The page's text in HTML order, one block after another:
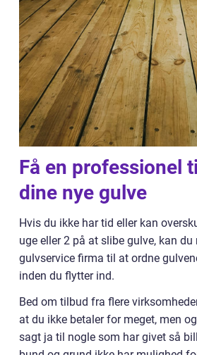
Få en professionel
dine nye gulve
Hvis du ikke har tid eller kan
uge eller 2 på at slibe gulve, kan
gulvservice firma til at ordne
inden du flytter ind.
Bed om tilbud fra flere
at du ikke betaler for meget, men
sagt ja til nogle som har givet så